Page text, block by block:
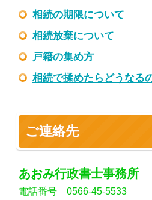
相続の期限について
相続放棄について
戸籍の集め方
相続で揉めたらどうなる
ご連絡先
あおみ行政書士事務所
電話番号 0566-45-5533